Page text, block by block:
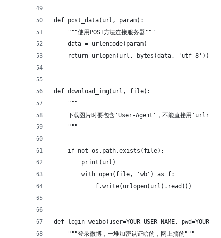
def post_data(url, param):
    """使用POST方法连接服务器"""
    data = urlencode(param)
return urlopen(url, bytes(data, 'utf-
def download_img(url, file):
    """
下载图片时要包含'User-Agent'，不能直接用
    """
    if not os.path.exists(file):
        print(url)
        with open(file, 'wb') as f:
            f.write(urlopen(url).read())
def login_weibo(user=YOUR_USER_NAME,
    """登录微博，一堆加密认证啥的，网上搞的"""